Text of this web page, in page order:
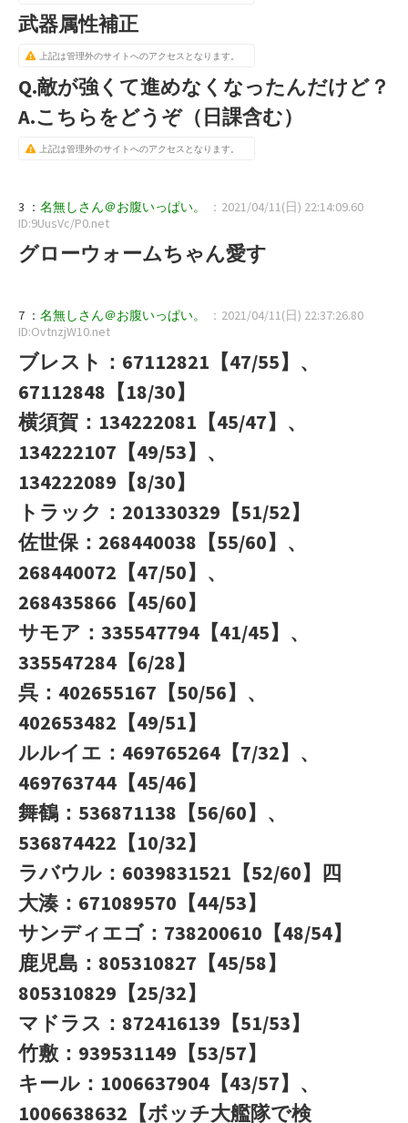
武器属性補正
上記は管理外のサイトへのアクセスとなります。
Q.敵が強くて進めなくなったんだけど？
A.こちらをどうぞ（日課含む）
上記は管理外のサイトへのアクセスとなります。
3 ： 名無しさん＠お腹いっぱい。
：2021/04/11(日) 22:14:09.60
ID:9UusVc/P0.net
グローウォームちゃん愛す
7 ： 名無しさん＠お腹いっぱい。
：2021/04/11(日) 22:37:26.80
ID:OvtnzjW10.net
ブレスト：67112821【47/55】、
67112848【18/30】
横須賀：134222081【45/47】、
134222107【49/53】、
134222089【8/30】
トラック：201330329【51/52】
佐世保：268440038【55/60】、
268440072【47/50】、
268435866【45/60】
サモア：335547794【41/45】、
335547284【6/28】
呉：402655167【50/56】、
402653482【49/51】
ルルイエ：469765264【7/32】、
469763744【45/46】
舞鶴：536871138【56/60】、
536874422【10/32】
ラバウル：6039831521【52/60】四
大湊：671089570【44/53】
サンディエゴ：738200610【48/54】
鹿児島：805310827【45/58】
805310829【25/32】
マドラス：872416139【51/53】
竹敷：939531149【53/57】
キール：1006637904【43/57】、
1006638632【ボッチ大艦隊で検